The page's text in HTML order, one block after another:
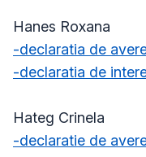
Hanes Roxana
-declaratia de
-declaratia de
Hateg Crinela
-declaratie de